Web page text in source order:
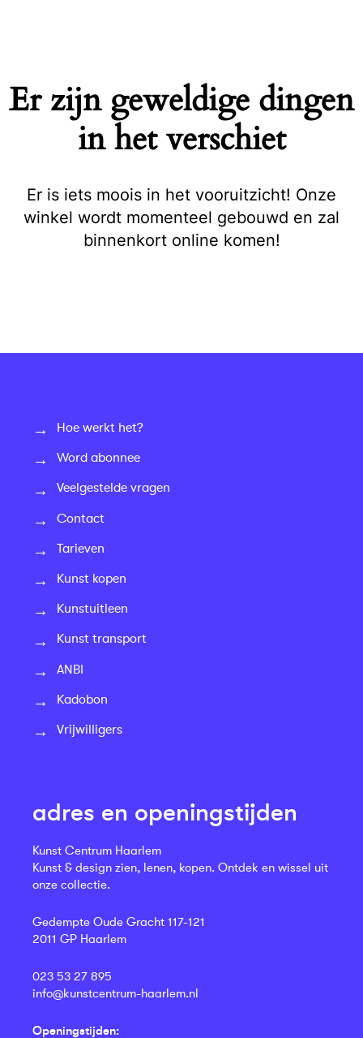
Er zijn geweldige dingen
in het verschiet
Er is iets moois in het vooruitzicht! Onze
winkel wordt momenteel gebouwd en zal
binnenkort online komen!
Hoe werkt het?
Word abonnee
Veelgestelde vragen
Contact
Tarieven
Kunst kopen
Kunstuitleen
Kunst transport
ANBI
Kadobon
Vrijwilligers
adres en openingstijden
Kunst Centrum Haarlem
Kunst & design zien, lenen, kopen. Ontdek en wissel uit
onze collectie.
Gedempte Oude Gracht 117-121
2011 GP Haarlem
023 53 27 895
info@kunstcentrum-haarlem.nl
Openingstijden: